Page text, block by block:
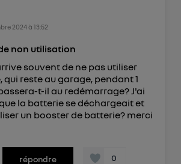
2024à 13:52
non utilisation
souvent de ne pas utiliser
qui reste au garage, pendant 1
t-il au redémarrage? J'ai
la batterie se déchargeait et
un booster de batterie? merci
répondre 0